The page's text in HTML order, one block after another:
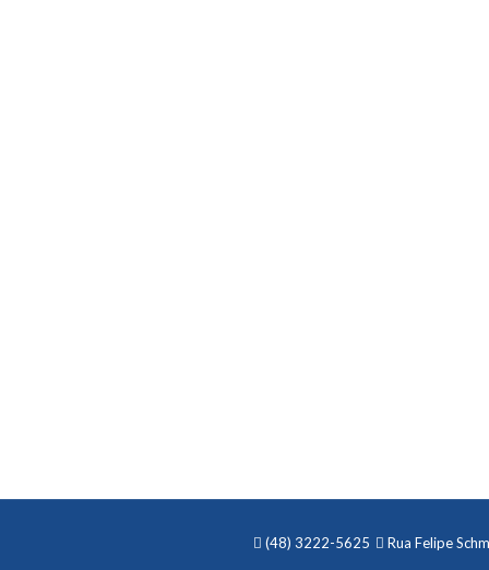
(48) 3222-5625 Rua Felipe